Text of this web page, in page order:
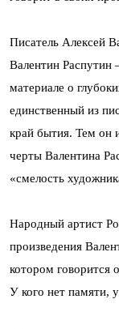
Писатель Алексей
Валентин Распутин
материале о
единственный из
край бытия. Тем он
черты Валентина
«смелость
Народный артист
произведения
котором говорится
У кого нет памяти,